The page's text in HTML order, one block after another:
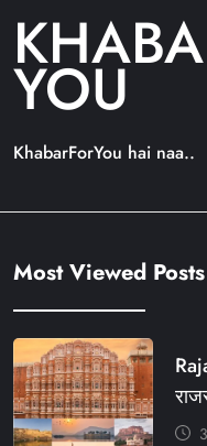
YOU
KhabarForYou hai naa..
Most Viewed Posts